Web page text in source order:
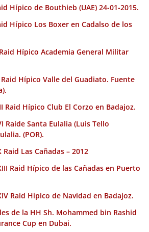
Hípico de Bouthieb (UAE) 24-01-2015.
Hípico Los Boxer en Cadalso de los
Hípico Academia General Militar
Hípico Valle del Guadiato. Fuente
Raid Hípico Club El Corzo en Badajoz.
Raide Santa Eulalia (Luis Tello
(POR).
Las Cañadas – 2012
Raid Hípico de las Cañadas en Puerto
Raid Hípico de Navidad en Badajoz.
de la HH Sh. Mohammed bin Rashid
Cup en Dubai.